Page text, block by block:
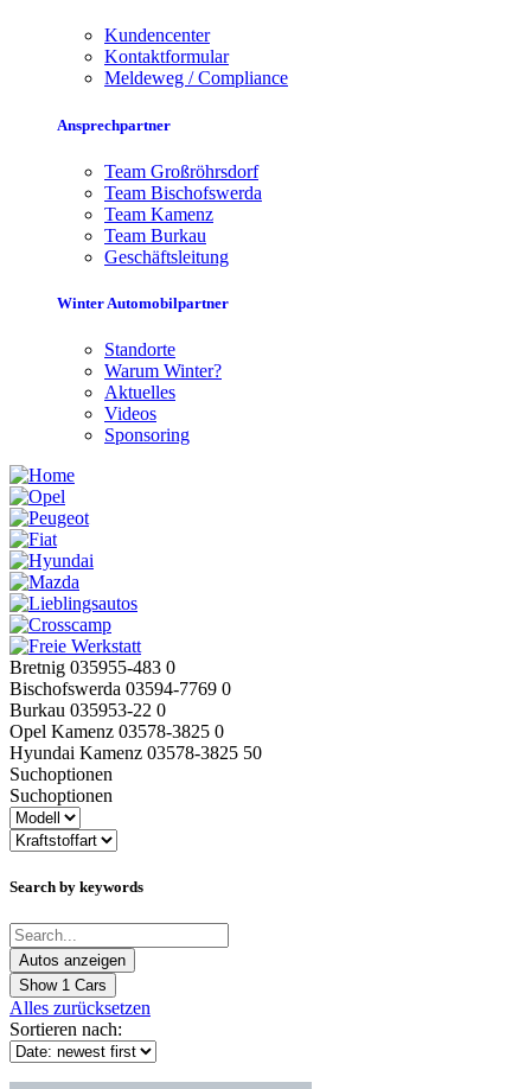
Kundencenter
Kontaktformular
Meldeweg / Compliance
Ansprechpartner
Team Großröhrsdorf
Team Bischofswerda
Team Kamenz
Team Burkau
Geschäftsleitung
Winter Automobilpartner
Standorte
Warum Winter?
Aktuelles
Videos
Sponsoring
Bretnig 035955-483 0
Bischofswerda 03594-7769 0
Burkau 035953-22 0
Opel Kamenz 03578-3825 0
Hyundai Kamenz 03578-3825 50
Suchoptionen
Suchoptionen
Search by keywords
Show 1 Cars
Alles zurücksetzen
Sortieren nach: